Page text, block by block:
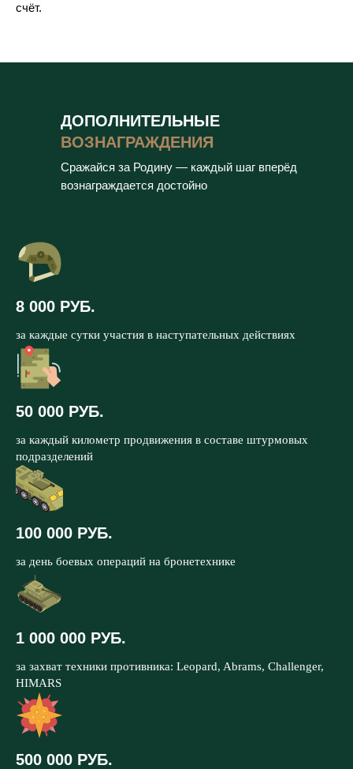
счёт.
ДОПОЛНИТЕЛЬНЫЕ
ВОЗНАГРАЖДЕНИЯ
Сражайся за Родину — каждый шаг вперёд
вознаграждается достойно
8 000 РУБ.
за каждые сутки участия в наступательных действиях
50 000 РУБ.
за каждый километр продвижения в составе штурмовых
подразделений
100 000 РУБ.
за день боевых операций на бронетехнике
1 000 000 РУБ.
за захват техники противника: Leopard, Abrams, Challenger,
HIMARS
500 000 РУБ.